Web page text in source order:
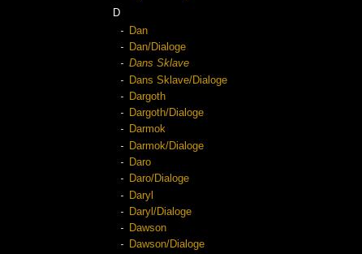
D
Dan
Dan/Dialoge
Dans Sklave
Dans Sklave/Dialoge
Dargoth
Dargoth/Dialoge
Darmok
Darmok/Dialoge
Daro
Daro/Dialoge
Daryl
Daryl/Dialoge
Dawson
Dawson/Dialoge